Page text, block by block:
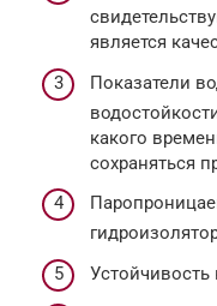
является
Показатели
какого
сохраняться
Устойчивость